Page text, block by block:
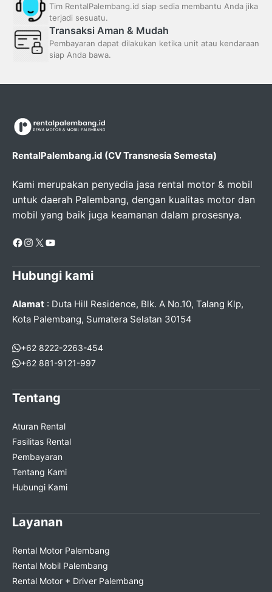
Tim RentalPalembang.id siap sedia membantu Anda jika
terjadi sesuatu.
Transaksi Aman & Mudah
Pembayaran dapat dilakukan ketika unit atau kendaraan
siap Anda bawa.
RentalPalembang.id (CV Transnesia Semesta)
Kami merupakan penyedia jasa rental motor & mobil
untuk daerah Palembang, dengan kualitas motor dan
mobil yang baik juga keamanan dalam prosesnya.
Facebook
Instagram
X YouTube
Hubungi kami
Alamat : Duta Hill Residence, Blk. A No.10, Talang Klp,
Kota Palembang, Sumatera Selatan 30154
+62 8222-2263-454
+62 881-9121-997
Tentang
Aturan Rental
Fasilitas Rental
Pembayaran
Tentang Kami
Hubungi Kami
Layanan
Rental Motor Palembang
Rental Mobil Palembang
Rental Motor + Driver Palembang